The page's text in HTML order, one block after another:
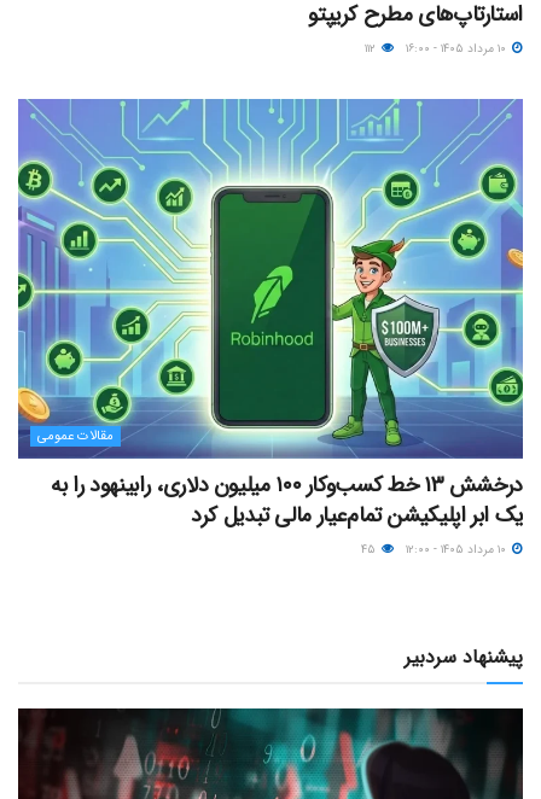
استارتاپ‌های مطرح کریپتو
مقالات عمومی
درخشش ۱۳ خط کسب‌وکار ۱۰۰ میلیون دلاری، رابینهود را به
یک ابر اپلیکیشن تمام‌عیار مالی تبدیل کرد
پیشنهاد سردبیر